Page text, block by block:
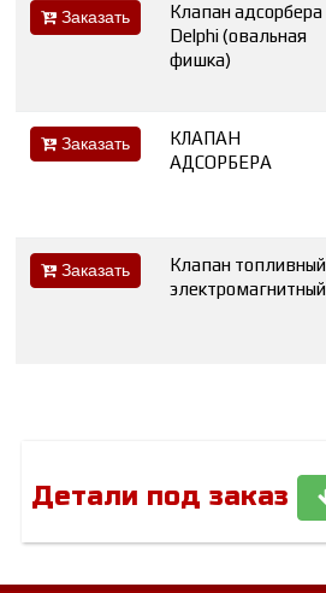
Заказать
Клапан адсорбера
Delphi (овальная
фишка)
Заказать
КЛАПАН
АДСОРБЕРА
Заказать
Клапан топливный
электромагнитный
Детали под заказ